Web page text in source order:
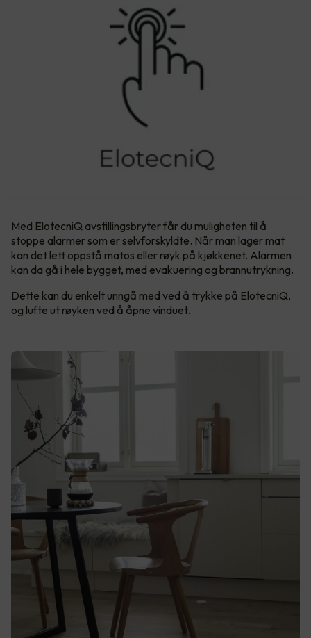
Med ElotecniQ avstillingsbryter får du muligheten til å
stoppe alarmer som er selvforskyldte. Når man lager mat
kan det lett oppstå matos eller røyk på kjøkkenet. Alarmen
kan da gå i hele bygget, med evakuering og brannutrykning.
Dette kan du enkelt unngå med ved å trykke på ElotecniQ,
og lufte ut røyken ved å åpne vinduet.